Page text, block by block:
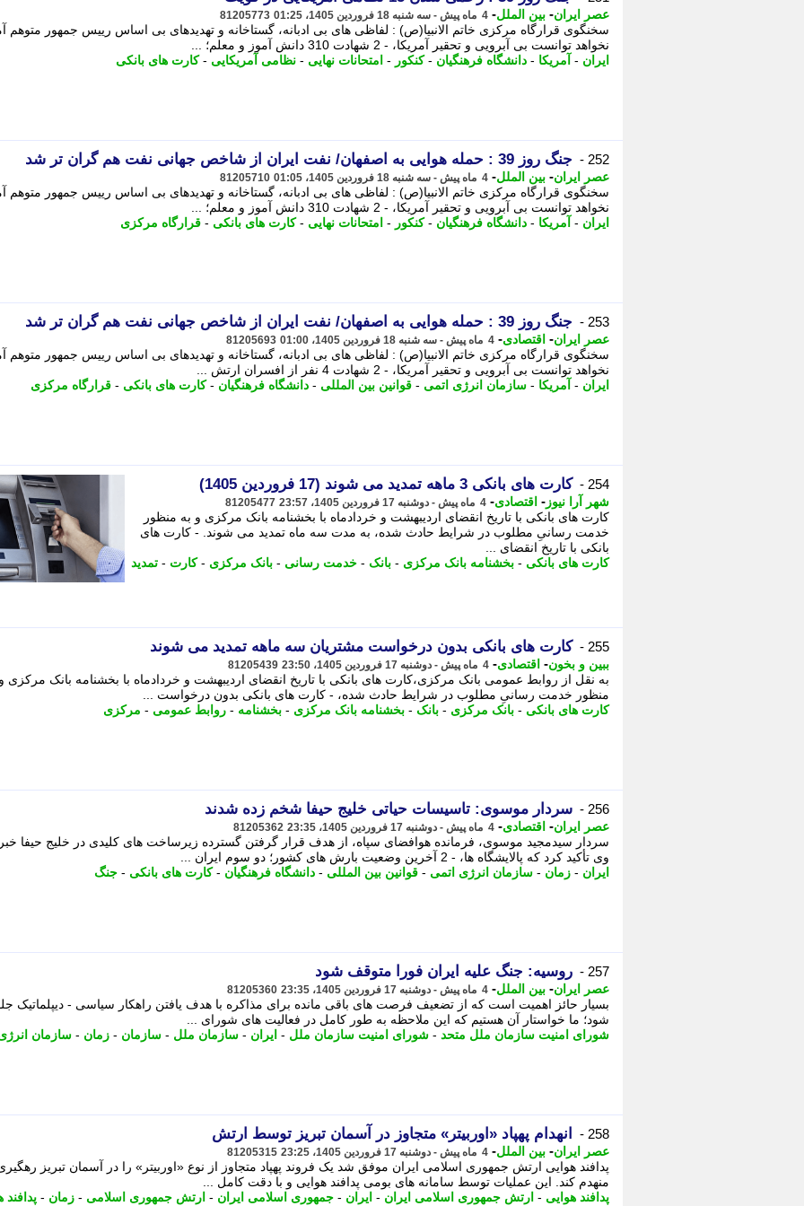
عصر ایران- بین الملل- 4 ماه پیش - سه شنبه 18 فروردین 1405، 01:25 81205773
سخنگوی قرارگاه مرکزی خاتم الانبیا(ص) : لفاظی های بی ادبانه، گستاخانه و تهدیدهای بی اساس رییس جمهور متوهم
نخواهد توانست بی آبرویی و تحقیر آمریکا، - 2 شهادت 310 دانش آموز و معلم؛ ...
ایران - آمریکا - دانشگاه فرهنگیان -کنکور - امتحانات نهایی - نظامی آمریکایی -کارت های بانکی
252 - جنگ روز 39 : حمله هوایی به اصفهان/ نفت ایران از شاخص جهانی نفت هم گران تر شد
عصر ایران- بین الملل- 4 ماه پیش - سه شنبه 18 فروردین 1405، 01:05 81205710
سخنگوی قرارگاه مرکزی خاتم الانبیا(ص) : لفاظی های بی ادبانه، گستاخانه و تهدیدهای بی اساس رییس جمهور متوهم
نخواهد توانست بی آبرویی و تحقیر آمریکا، - 2 شهادت 310 دانش آموز و معلم؛ ...
ایران - آمریکا - دانشگاه فرهنگیان -کنکور - امتحانات نهایی -کارت های بانکی - قرارگاه مرکزی
253 - جنگ روز 39 : حمله هوایی به اصفهان/ نفت ایران از شاخص جهانی نفت هم گران تر شد
عصر ایران- اقتصادی- 4 ماه پیش - سه شنبه 18 فروردین 1405، 01:00 81205693
سخنگوی قرارگاه مرکزی خاتم الانبیا(ص) : لفاظی های بی ادبانه، گستاخانه و تهدیدهای بی اساس رییس جمهور متوهم
نخواهد توانست بی آبرویی و تحقیر آمریکا، - 2 شهادت 4 نفر از افسران ارتش ...
ایران - آمریکا - سازمان انرژی اتمی - قوانین بین المللی - دانشگاه فرهنگیان -کارت های بانکی - قرارگاه مرکزی
254 - کارت های بانکی 3 ماهه تمدید می شوند (17 فروردین 1405)
شهر آرا نیوز - اقتصادی- 4 ماه پیش - دوشنبه 17 فروردین 1405، 23:57 81205477
کارت های بانکی با تاریخ انقضای اردیبهشت و خردادماه با بخشنامه بانک مرکزی و به منظور
خدمت رسانیِ مطلوب در شرایط حادث شده، به مدت سه ماه تمدید می شوند. - کارت های
بانکی با تاریخ انقضای ...
کارت های بانکی - بخشنامه بانک مرکزی - بانک - خدمت رسانی - بانک مرکزی -کارت - تمدید
255 - کارت های بانکی بدون درخواست مشتریان سه ماهه تمدید می شوند
ببین و بخون- اقتصادی- 4 ماه پیش - دوشنبه 17 فروردین 1405، 23:50 81205439
به نقل از روابط عمومی بانک مرکزی،کارت های بانکی با تاریخ انقضای اردیبهشت و خردادماه با بخشنامه بانک مرکزی
منظور خدمت رسانیِ مطلوب در شرایط حادث شده، - کارت های بانکی بدون درخواست ...
کارت های بانکی - بانک مرکزی - بانک - بخشنامه بانک مرکزی - بخشنامه - روابط عمومی - مرکزی
256 - سردار موسوی: تاسیسات حیاتی خلیج حیفا شخم زده شدند
عصر ایران- اقتصادی- 4 ماه پیش - دوشنبه 17 فروردین 1405، 23:35 81205362
سردار سیدمجید موسوی، فرمانده هوافضای سپاه، از هدف قرار گرفتن گسترده زیرساخت های کلیدی در خلیج حیفا
وی تأکید کرد که پالایشگاه ها، - 2 آخرین وضعیت بارش های کشور؛ دو سوم ایران ...
ایران - زمان - سازمان انرژی اتمی - قوانین بین المللی - دانشگاه فرهنگیان -کارت های بانکی - جنگ
257 - روسیه: جنگ علیه ایران فورا متوقف شود
عصر ایران- بین الملل- 4 ماه پیش - دوشنبه 17 فروردین 1405، 23:35 81205360
بسیار حائز اهمیت است که از تضعیف فرصت های باقی مانده برای مذاکره با هدف یافتن راهکار سیاسی - دیپلماتیک
شود؛ ما خواستار آن هستیم که این ملاحظه به طور کامل در فعالیت های شورای ...
شورای امنیت سازمان ملل متحد - شورای امنیت سازمان ملل - ایران - سازمان ملل - سازمان - زمان - سازمان
258 - انهدام پهپاد «اوربیتر» متجاوز در آسمان تبریز توسط ارتش
عصر ایران- بین الملل- 4 ماه پیش - دوشنبه 17 فروردین 1405، 23:25 81205315
پدافند هوایی ارتش جمهوری اسلامی ایران موفق شد یک فروند پهپاد متجاوز از نوع «اوربیتر» را در آسمان تبریز
منهدم کند. این عملیات توسط سامانه های بومی پدافند هوایی و با دقت کامل ...
پدافند هوایی - ارتش جمهوری اسلامی ایران - ایران - جمهوری اسلامی ایران - ارتش جمهوری اسلامی - زمان - پدافند